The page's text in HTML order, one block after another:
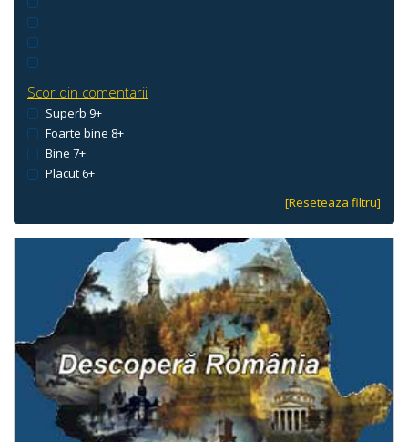
Scor din comentarii
Superb 9+
Foarte bine 8+
Bine 7+
Placut 6+
[Reseteaza filtru]